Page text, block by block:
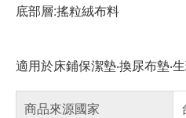
底部層:搖粒絨布料
適用於床鋪保潔墊‧換尿布墊‧
商品來源國家